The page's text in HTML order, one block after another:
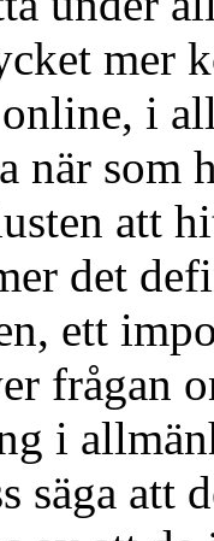
mer
i
när som
att
det
ett
frågan
i
säga